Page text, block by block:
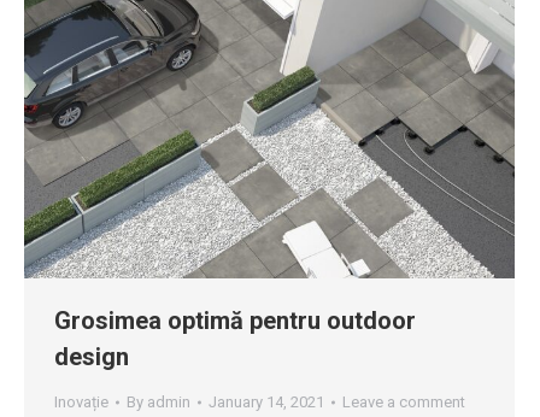
Grosimea optimă pentru outdoor
design
Inovație By admin January 14, 2021 Leave a comment